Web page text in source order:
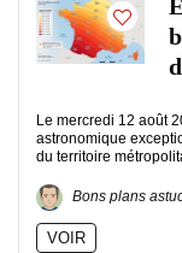
Le mercredi 12 août
astronomique
du territoire
Bons plans
VOIR